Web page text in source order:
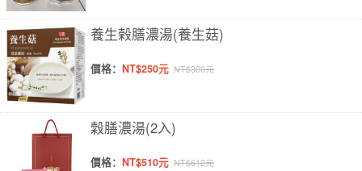
養生榖膳濃湯(養生菇)
價格： NT$250元 NT$300元
穀膳濃湯(2入)
價格： NT$510元 NT$612元